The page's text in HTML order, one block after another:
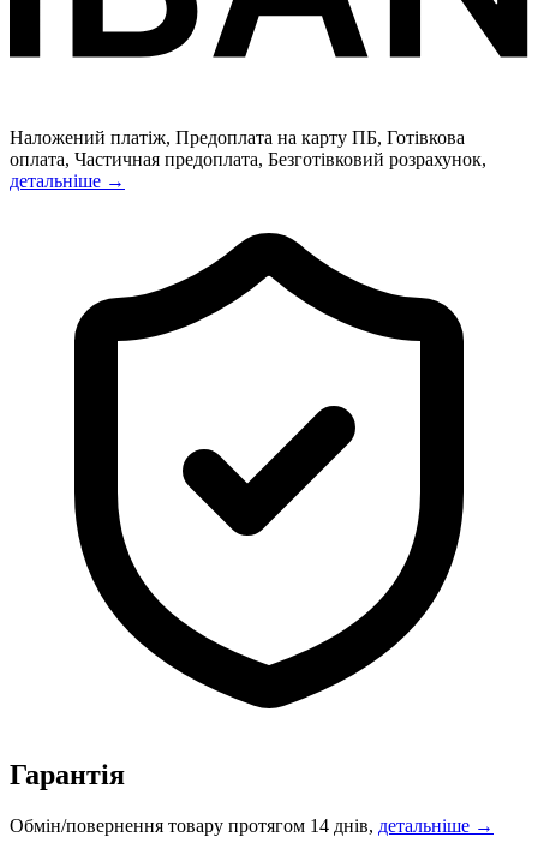
Наложений платіж, Предоплата на карту ПБ, Готівкова
оплата, Частичная предоплата, Безготівковий розрахунок,
детальніше →
Гарантія
Обмін/повернення товару протягом 14 днів, детальніше →